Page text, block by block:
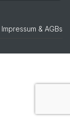
Impressum & AGBs